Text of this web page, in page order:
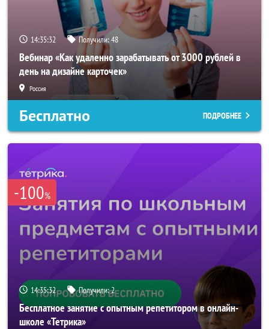
14:35:29 Получили:48
Вебинар «Как удаленно зарабатывать от 3000 рублей в
день на дизайне карточек»
Россия
Бесплатно ПОДРОБНЕЕ
-100%
14:35:29 Получили:2
Бесплатное занятие с опытным репетитором в онлайн-
школе «Тетрика»